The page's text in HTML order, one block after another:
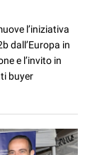
l’iniziativa
dall’Europa in
e l’invito in
buyer